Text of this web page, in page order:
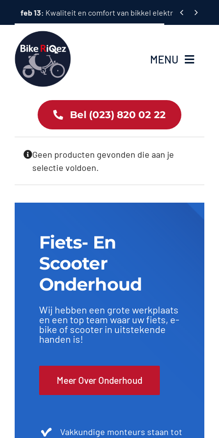
naar
inhoud
feb 13: Kwaliteit en comfort van bikkel elektrische fietsen
 
MENU
Tweewielers
Accessoires
Services
Contact
Bel (023) 820 02 22
Geen producten gevonden die aan je
selectie voldoen.
Fiets- En
Scooter
Onderhoud
Wij hebben een grote werkplaats
en een top team waar uw fiets, e-
bike of scooter in uitstekende
handen is!
Meer Over Onderhoud
Vakkundige monteurs staan tot